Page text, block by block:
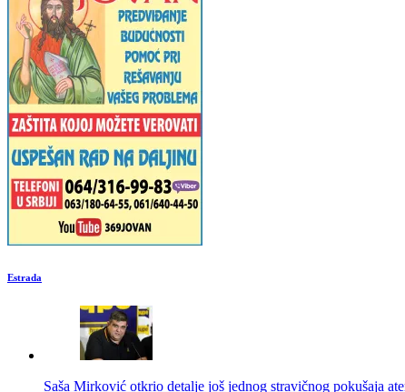
Estrada
Saša Mirković otkrio detalje još jednog stravičnog pokušaja